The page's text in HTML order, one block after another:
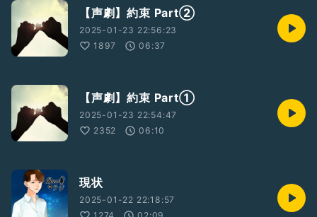
【声劇】約束 Part②
2025-01-23 22:56:23
1897
06:37
【声劇】約束 Part①
2025-01-23 22:54:47
2352
06:10
現状
2025-01-22 22:18:57